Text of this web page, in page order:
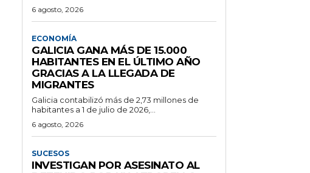
6 agosto, 2026
ECONOMÍA
GALICIA GANA MÁS DE 15.000
HABITANTES EN EL ÚLTIMO AÑO
GRACIAS A LA LLEGADA DE
MIGRANTES
Galicia contabilizó más de 2,73 millones de
habitantes a 1 de julio de 2026,...
6 agosto, 2026
SUCESOS
INVESTIGAN POR ASESINATO AL